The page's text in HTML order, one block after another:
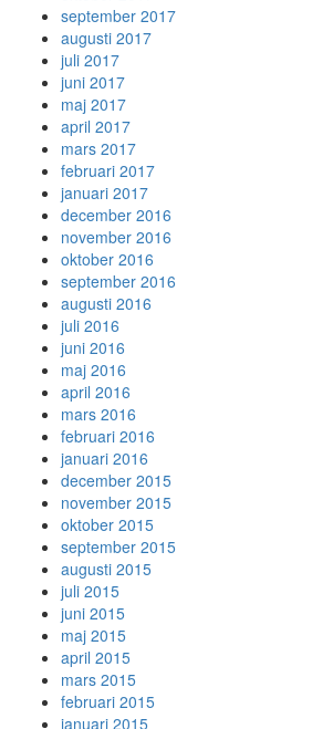
september 2017
augusti 2017
juli 2017
juni 2017
maj 2017
april 2017
mars 2017
februari 2017
januari 2017
december 2016
november 2016
oktober 2016
september 2016
augusti 2016
juli 2016
juni 2016
maj 2016
april 2016
mars 2016
februari 2016
januari 2016
december 2015
november 2015
oktober 2015
september 2015
augusti 2015
juli 2015
juni 2015
maj 2015
april 2015
mars 2015
februari 2015
januari 2015